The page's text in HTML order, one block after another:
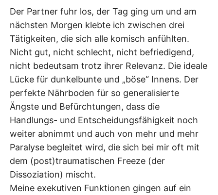
Der Partner fuhr los, der Tag ging um und am
nächsten Morgen klebte ich zwischen drei
Tätigkeiten, die sich alle komisch anfühlten.
Nicht gut, nicht schlecht, nicht befriedigend,
nicht bedeutsam trotz ihrer Relevanz. Die ideale
Lücke für dunkelbunte und „böse“ Innens. Der
perfekte Nährboden für so generalisierte
Ängste und Befürchtungen, dass die
Handlungs- und Entscheidungsfähigkeit noch
weiter abnimmt und auch von mehr und mehr
Paralyse begleitet wird, die sich bei mir oft mit
dem (post)traumatischen Freeze (der
Dissoziation) mischt.
Meine exekutiven Funktionen gingen auf ein